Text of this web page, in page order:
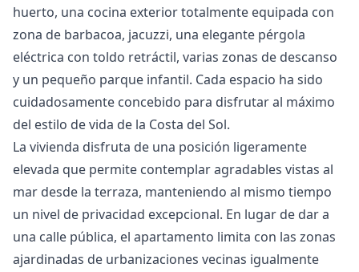
huerto, una cocina exterior totalmente equipada con
zona de barbacoa, jacuzzi, una elegante pérgola
eléctrica con toldo retráctil, varias zonas de descanso
y un pequeño parque infantil. Cada espacio ha sido
cuidadosamente concebido para disfrutar al máximo
del estilo de vida de la Costa del Sol.
La vivienda disfruta de una posición ligeramente
elevada que permite contemplar agradables vistas al
mar desde la terraza, manteniendo al mismo tiempo
un nivel de privacidad excepcional. En lugar de dar a
una calle pública, el apartamento limita con las zonas
ajardinadas de urbanizaciones vecinas igualmente